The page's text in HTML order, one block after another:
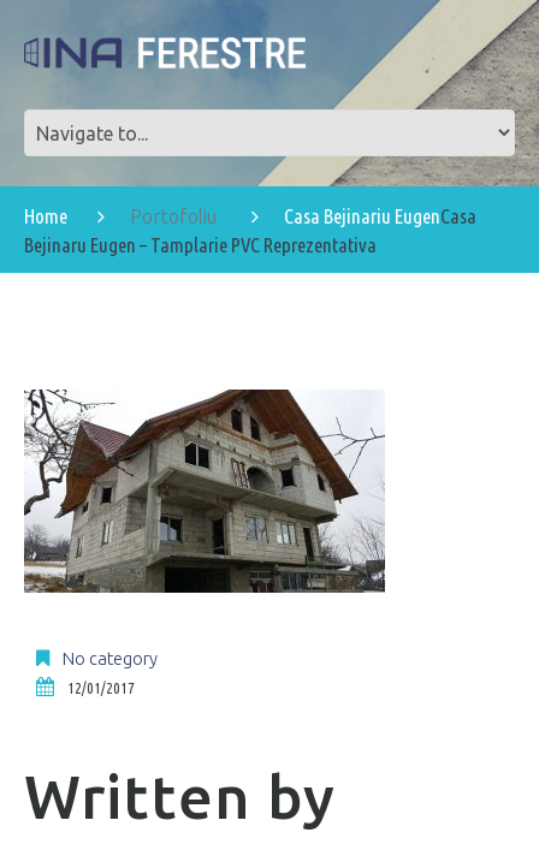
Home Portofoliu Casa Bejinariu EugenCasa
Bejinaru Eugen – Tamplarie PVC Reprezentativa
No category
12/01/2017
Written by